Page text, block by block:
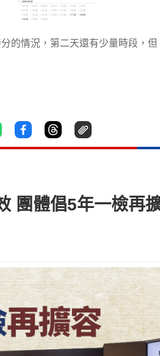
的情況，第二天還有少量時段，但
團體倡5年一檢再